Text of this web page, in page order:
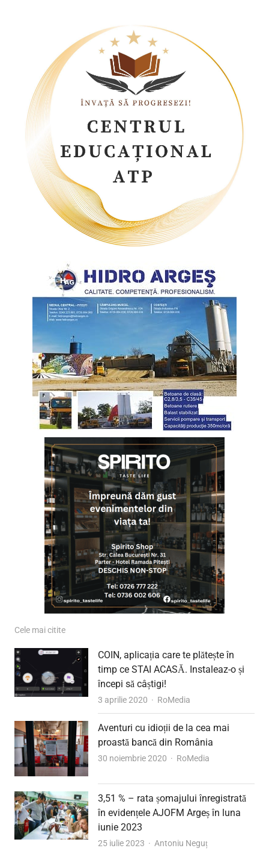
Cele mai citite
COIN, aplicația care te plătește în
timp ce STAI ACASĂ. Instaleaz-o și
începi să câștigi!
3 aprilie 2020 Author
RoMedia
Aventuri cu idioții de la cea mai
proastă bancă din România
30 noiembrie 2020 Author
RoMedia
3,51 % – rata șomajului înregistrată
în evidențele AJOFM Argeș în luna
iunie 2023
25 iulie 2023 Author
Antoniu Neguț